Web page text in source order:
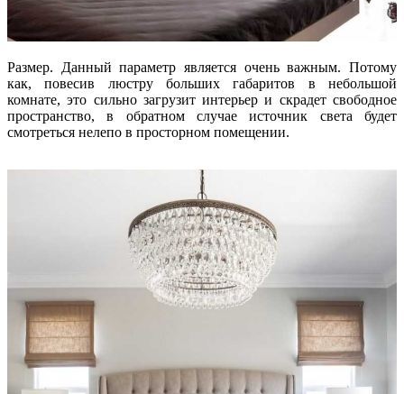
Размер. Данный параметр является очень важным. Потому
как, повесив люстру больших габаритов в небольшой
комнате, это сильно загрузит интерьер и скрадет свободное
пространство, в обратном случае источник света будет
смотреться нелепо в просторном помещении.